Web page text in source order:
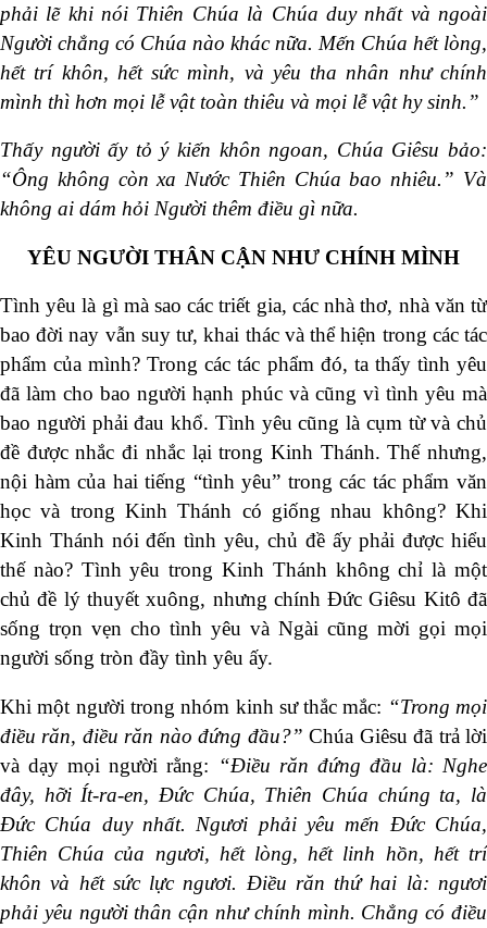
phải lẽ khi nói Thiên Chúa là Chúa duy nhất và ngoài
Người chẳng có Chúa nào khác nữa. Mến Chúa hết lòng,
hết trí khôn, hết sức mình, và yêu tha nhân như chính
mình thì hơn mọi lễ vật toàn thiêu và mọi lễ vật hy sinh.”
Thấy người ấy tỏ ý kiến khôn ngoan, Chúa Giêsu bảo:
“Ông không còn xa Nước Thiên Chúa bao nhiêu.” Và
không ai dám hỏi Người thêm điều gì nữa.
YÊU NGƯỜI THÂN CẬN NHƯ CHÍNH MÌNH
Tình yêu là gì mà sao các triết gia, các nhà thơ, nhà văn từ
bao đời nay vẫn suy tư, khai thác và thể hiện trong các tác
phẩm của mình? Trong các tác phẩm đó, ta thấy tình yêu
đã làm cho bao người hạnh phúc và cũng vì tình yêu mà
bao người phải đau khổ. Tình yêu cũng là cụm từ và chủ
đề được nhắc đi nhắc lại trong Kinh Thánh. Thế nhưng,
nội hàm của hai tiếng “tình yêu” trong các tác phẩm văn
học và trong Kinh Thánh có giống nhau không? Khi
Kinh Thánh nói đến tình yêu, chủ đề ấy phải được hiểu
thế nào? Tình yêu trong Kinh Thánh không chỉ là một
chủ đề lý thuyết xuông, nhưng chính Đức Giêsu Kitô đã
sống trọn vẹn cho tình yêu và Ngài cũng mời gọi mọi
người sống tròn đầy tình yêu ấy.
Khi một người trong nhóm kinh sư thắc mắc: “Trong mọi
điều răn, điều răn nào đứng đầu?” Chúa Giêsu đã trả lời
và dạy mọi người rằng: “Điều răn đứng đầu là: Nghe
đây, hỡi Ít-ra-en, Đức Chúa, Thiên Chúa chúng ta, là
Đức Chúa duy nhất. Ngươi phải yêu mến Đức Chúa,
Thiên Chúa của ngươi, hết lòng, hết linh hồn, hết trí
khôn và hết sức lực ngươi. Điều răn thứ hai là: ngươi
phải yêu người thân cận như chính mình. Chẳng có điều